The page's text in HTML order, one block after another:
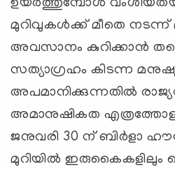
ഉയര്‍ത്തുമ്പോള്‍
മുറിവുകള്‍ക്ക് മീതെ നടന്ന്
അവസാനം കുറിക്കാന്‍
സത്യാഗ്രഹം കിടന്ന
അപമാനിക്കുന്നതില്‍
അമാനുഷികത
ജനുവരി 30 ന് ബിര്‍ളാ
മുറിയില്‍ ഇരുകൈകളിലും